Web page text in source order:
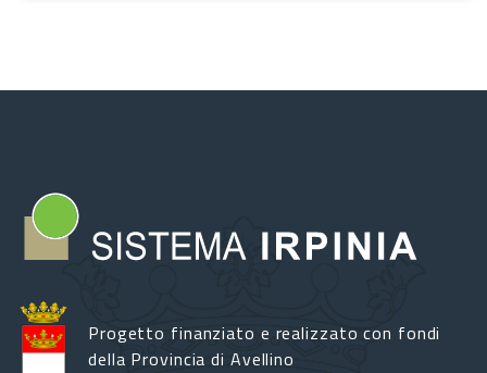
Progetto finanziato e realizzato con fondi
della Provincia di Avellino